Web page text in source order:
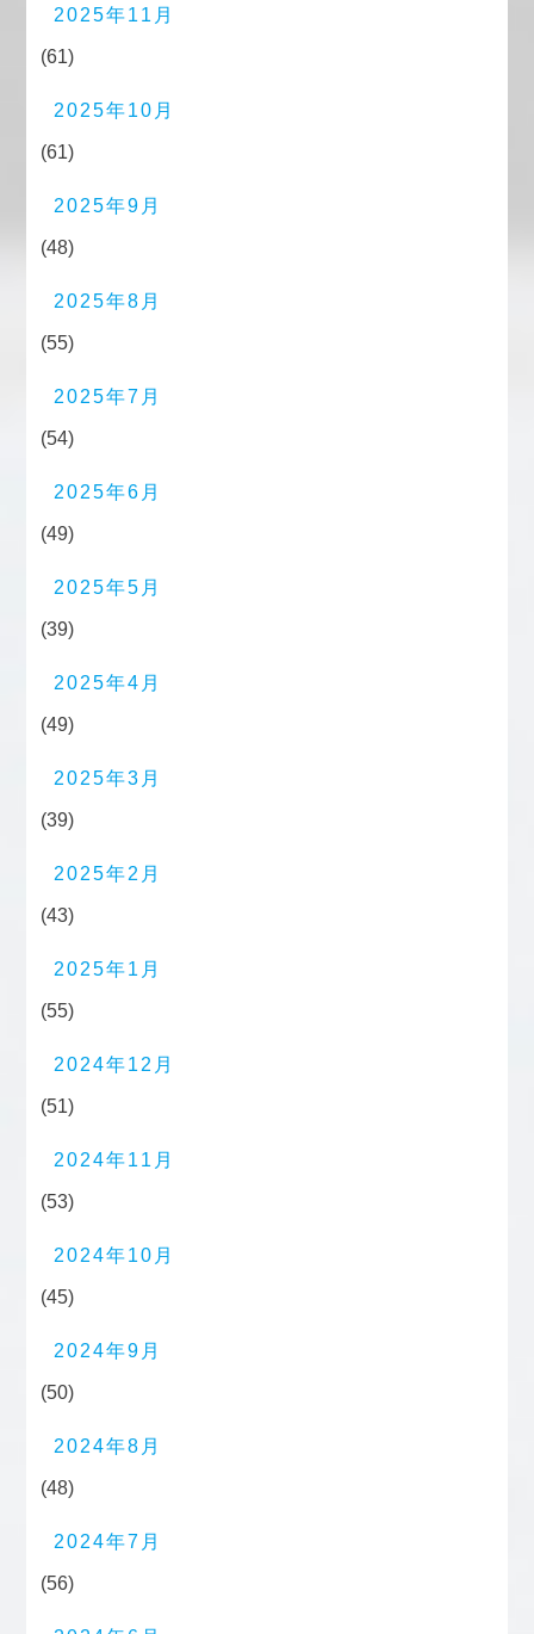
2025年11月
(61)
2025年10月
(61)
2025年9月
(48)
2025年8月
(55)
2025年7月
(54)
2025年6月
(49)
2025年5月
(39)
2025年4月
(49)
2025年3月
(39)
2025年2月
(43)
2025年1月
(55)
2024年12月
(51)
2024年11月
(53)
2024年10月
(45)
2024年9月
(50)
2024年8月
(48)
2024年7月
(56)